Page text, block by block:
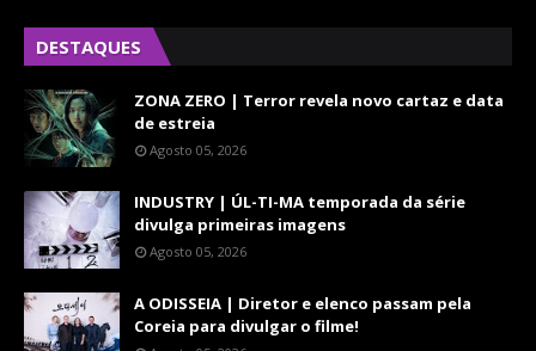
DESTAQUES
ZONA ZERO | Terror revela novo cartaz e data
de estreia
Agosto 05, 2026
INDUSTRY | ÚL-TI-MA temporada da série
divulga primeiras imagens
Agosto 05, 2026
A ODISSEIA | Diretor e elenco passam pela
Coreia para divulgar o filme!